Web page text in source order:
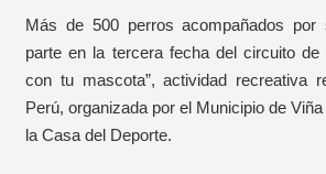
Más de 500 perros acompañados por
parte en la tercera fecha del circuito de
con tu mascota”, actividad recreativa
Perú, organizada por el Municipio de
la Casa del Deporte.